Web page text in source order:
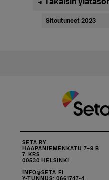
sivupalkki
◄ Takaisin
Sitoutuneet 2023
SETA RY
HAAPANIEMENKATU 7–9 B
7. KRS
00530 HELSINKI
INFO@SETA.FI
Y-TUNNUS: 0661747-4